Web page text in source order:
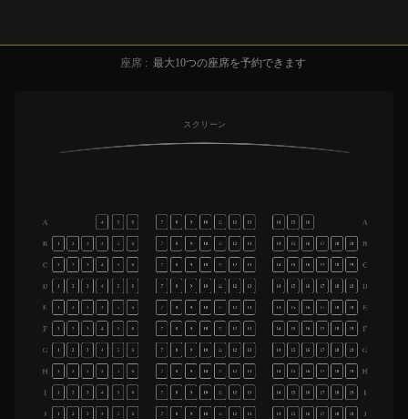
座席 : 最大10つの座席を予約できます
スクリーン
A
B
C
D
E
F
G
H
I
J
A
B
C
D
E
F
G
H
I
J
5 6 7 9 10 11 12 13 14 15 16
1 2 3 4 5 6 7 8 9 10 12 13 14 15 16 17 18 19
1 2 3 4 5 6 7 8 9 10 11 12 13 14 15 16 17 18 19
2 3 4 5 6 7 8 9 10 12 13 14 15 16 17 18 19
1 2 3 4 5 6 7 8 9 10 11 12 13 14 15 16 17 18 19
1 2 3 4 6 7 8 9 10 11 12 13 14 16 17 18 19
1 2 3 4 5 6 7 8 9 10 12 13 14 15 16 17 18 19
1 2 3 4 5 6 7 8 9 10 11 12 13 14 15 16 17 18 19
1 2 3 5 6 7 9 10 11 12 14 15 16 17 19
1 2 3 4 5 6 7 8 9 10 12 13 14 15 16 17 18 19